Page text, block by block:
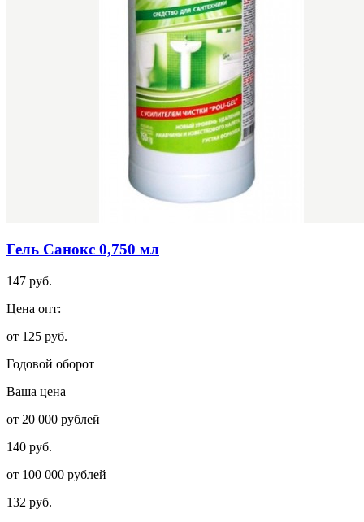
Гель Санокс 0,750 мл
147 руб.
Цена опт:
от 125 руб.
Годовой оборот
Ваша цена
от 20 000 рублей
140 руб.
от 100 000 рублей
132 руб.